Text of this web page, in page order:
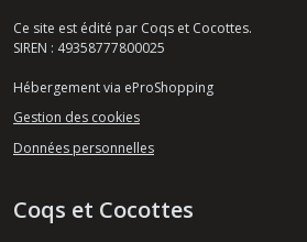
Ce site est édité par Coqs et Cocottes.
SIREN : 49358777800025
Hébergement via eProShopping
Gestion des cookies
Données personnelles
Coqs et Cocottes